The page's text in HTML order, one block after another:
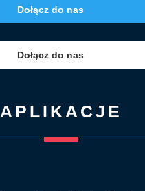
Dołącz do nas
Dołącz do nas
APLIKACJE